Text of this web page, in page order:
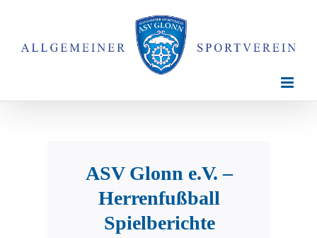
springen
ASV Glonn e.V. –
Herrenfußball
Spielberichte